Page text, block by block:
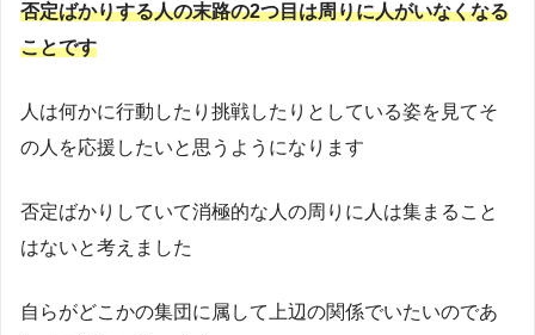
否定ばかりする人の末路の2つ目は周りに人がいなくなる
ことです
人は何かに行動したり挑戦したりとしている姿を見てそ
の人を応援したいと思うようになります
否定ばかりしていて消極的な人の周りに人は集まること
はないと考えました
自らがどこかの集団に属して上辺の関係でいたいのであ